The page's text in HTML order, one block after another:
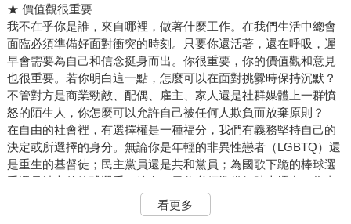
★ 價值觀很重要
我不在乎你是誰，來自哪裡，做著什麼工作。在我們生活中總會
面臨必須準備好面對衝突的時刻。只要你還活著，還在呼吸，遲
早會需要為自己和信念挺身而出。你很重要，你的價值觀和意見
也很重要。若你明白這一點，怎麼可以在面對挑釁時保持沉默？
不管對方是商業勁敵、配偶、雇主、家人還是社群媒體上一群憤
怒的陌生人，你怎麼可以允許自己被任何人欺負而放棄原則？
在自由的社會裡，有選擇權是一種福分，我們有義務堅持自己的
決定或所選擇的身分。無論你是年輕的非異性戀者（LGBTQ）還
是重生的基督徒；民主黨員還是共和黨員；為國歌下跪的棒球選
手還是站立的籃球選手，總有一天你必須準備好踏上擂台，為真
實的自己與關心的事物奮戰。去他的臉書「好友」！
是的，沒錯，我就是這麼說的。生活在這樣一個時代，任何與主
看更多